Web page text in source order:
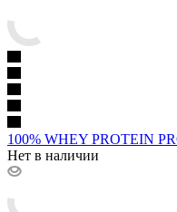
100% WHEY PROTEIN
Нет в наличии